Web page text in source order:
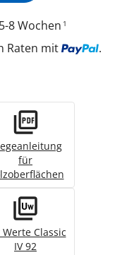
8 Wochen 1
Raten mit .
für
Werte Classic
IV 92